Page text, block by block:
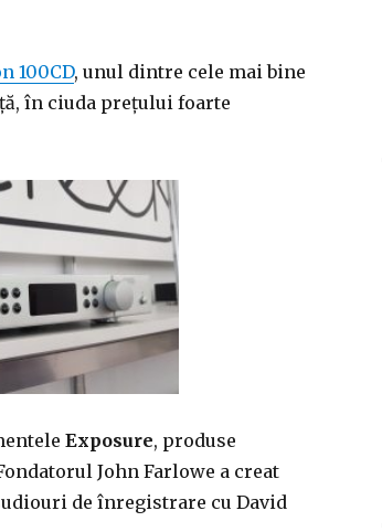
100CD, unul dintre cele mai bine
în ciuda prețului foarte
Exposure, produse
John Farlowe a creat
de înregistrare cu David